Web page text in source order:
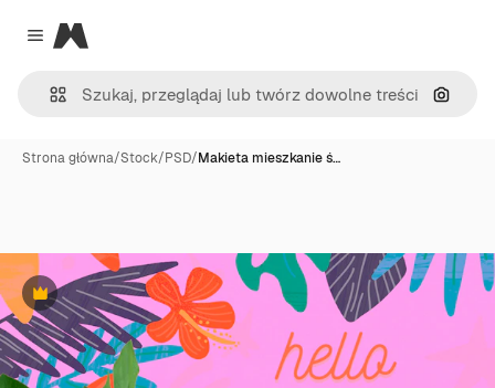
Close menu
Magnific
Szukaj
Strona główna/Stock/PSD/Makieta mieszkanie ś…
Premium